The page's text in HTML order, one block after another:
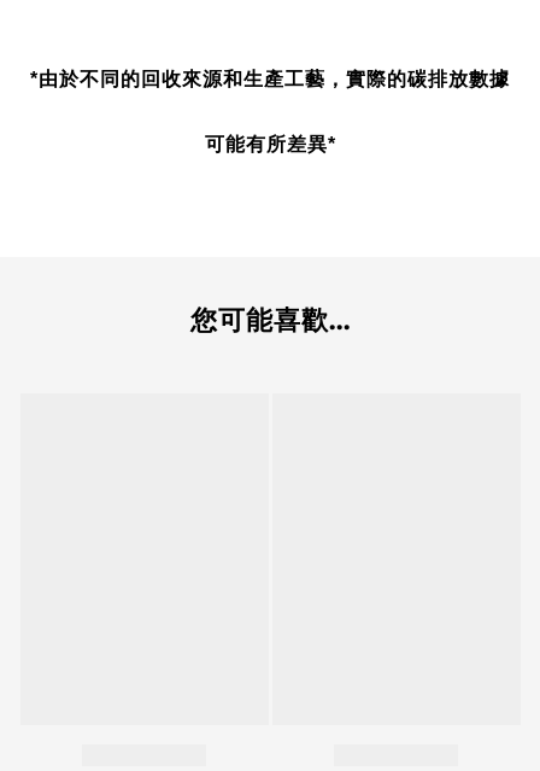
*由於不同的回收來源和生產工藝，實際的碳排放數據
可能有所差異*
您可能喜歡...